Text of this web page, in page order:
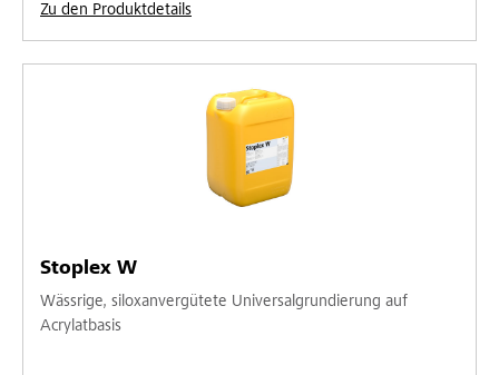
Zu den Produktdetails
Stoplex W
Wässrige, siloxanvergütete Universalgrundierung auf
Acrylatbasis